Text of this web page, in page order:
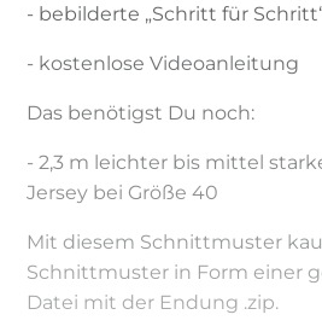
- bebilderte „Schritt für
- kostenlose Videoanleitung
Das benötigst Du noch:
- 2,3 m leichter bis mittel
Jersey bei Größe 40
Mit diesem Schnittmuster
Schnittmuster in Form einer
Datei mit der Endung .zip.